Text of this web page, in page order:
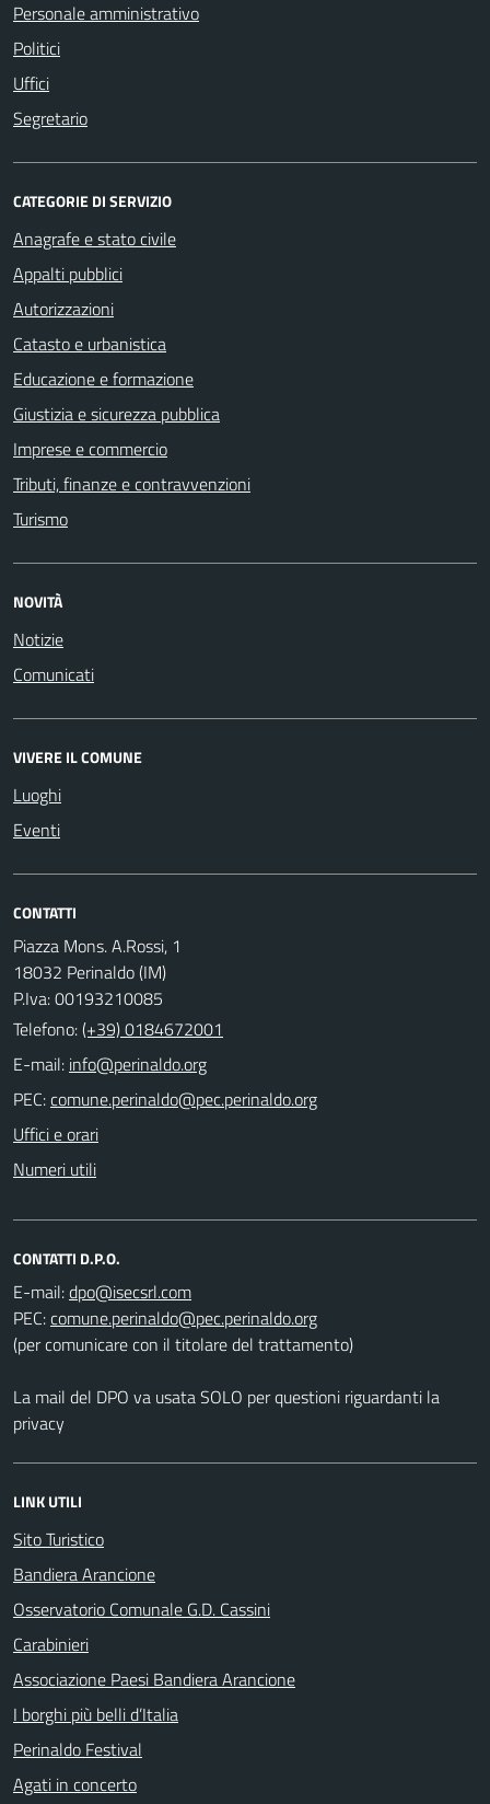
Personale amministrativo
Politici
Uffici
Segretario
CATEGORIE DI SERVIZIO
Anagrafe e stato civile
Appalti pubblici
Autorizzazioni
Catasto e urbanistica
Educazione e formazione
Giustizia e sicurezza pubblica
Imprese e commercio
Tributi, finanze e contravvenzioni
Turismo
NOVITÀ
Notizie
Comunicati
VIVERE IL COMUNE
Luoghi
Eventi
CONTATTI
Piazza Mons. A.Rossi, 1
18032 Perinaldo (IM)
P.Iva: 00193210085
Telefono:(+39) 0184672001
E-mail:
PEC:
Uffici e orari
Numeri utili
CONTATTI D.P.O.
E-mail:
PEC:
(per comunicare con il titolare del trattamento)
La mail del DPO va usata SOLO per questioni riguardanti la
privacy
LINK UTILI
Sito Turistico
Bandiera Arancione
Osservatorio Comunale G.D. Cassini
Carabinieri
Associazione Paesi Bandiera Arancione
I borghi più belli d’Italia
Perinaldo Festival
Agati in concerto